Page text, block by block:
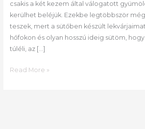
csakis a két kezem által válogatott
kerülhet beléjük. Ezekbe legtöbbször
teszek, mert a sütőben készült
hőfokon és olyan hosszú ideig sütöm,
túléli, az […]
Read More »